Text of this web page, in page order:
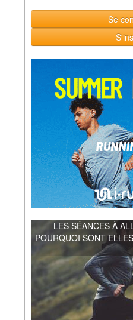
Se
LES SÉANCES À
POURQUOI SONT-